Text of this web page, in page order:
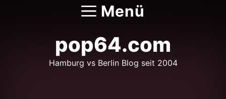
Menü
pop64.com
Hamburg vs Berlin Blog seit 2004